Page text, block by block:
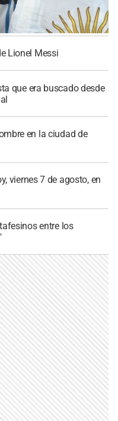
Lionel Messi
que era buscado desde
en la ciudad de
viernes 7 de agosto, en
entre los